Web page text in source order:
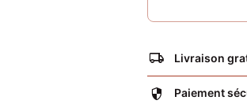
local_shipping Livraison
security Paiement